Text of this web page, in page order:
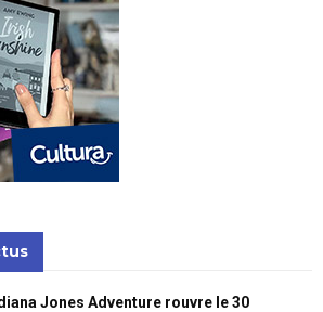
Jones Adventure rouvre le 30